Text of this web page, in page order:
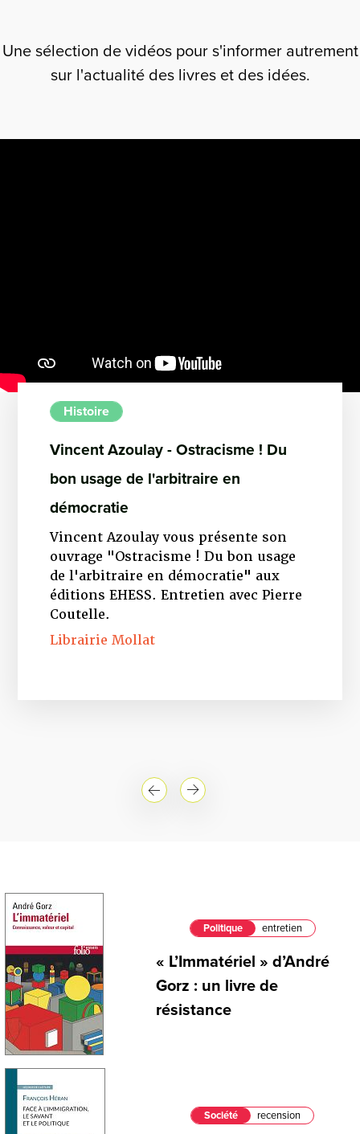
Une sélection de vidéos pour s'informer autrement
sur l'actualité des livres et des idées.
Histoire
Vincent Azoulay - Ostracisme ! Du
bon usage de l'arbitraire en
démocratie
Vincent Azoulay vous présente son
ouvrage "Ostracisme ! Du bon usage
de l'arbitraire en démocratie" aux
éditions EHESS. Entretien avec Pierre
Coutelle.
Librairie Mollat
Politique entretien
« L’Immatériel » d’André
Gorz : un livre de
résistance
Société recension